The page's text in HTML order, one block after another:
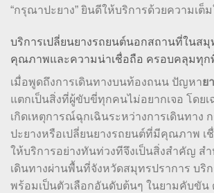
“กรุณาปะยาง” ยินดีให้บริการด้วยความเต็ม
บริการเปลี่ยนยางรถยนต์นอกสถานที่ในสมุ
คุณภาพและความน่าเชื่อถือ ครอบคลุมทุก
เมื่อพูดถึงการเดินทางบนท้องถนน ปัญหาย
แตกเป็นสิ่งที่ผู้ขับขี่ทุกคนไม่อยากเจอ โดยเ
เกิดเหตุการณ์ฉุกเฉินระหว่างการเดินทาง
ปะยางหรือเปลี่ยนยางรถยนต์ที่มีคุณภาพ เ
ให้บริการอย่างทันท่วงทีจึงเป็นสิ่งสำคัญ ส
เดินทางผ่านพื้นที่จังหวัดสมุทรปราการ บริก
พร้อมเป็นตัวเลือกอันดับต้นๆ ในยามคับขัน